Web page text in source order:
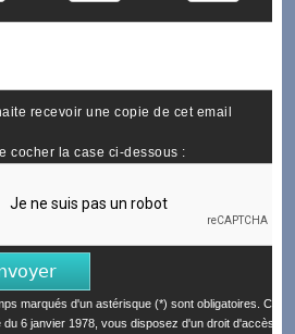
recevoir une copie de cet email
cocher la case ci-dessous :
marqués d'un astérisque (*) sont obligatoires.
du 6 janvier 1978, vous disposez d'un droit d'accès et